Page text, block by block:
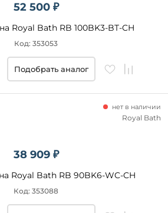
52 500 ₽
Royal Bath RB 100BK3-BT-CH
Код: 353053
Подобрать аналог
38 909 ₽
Royal Bath RB 90BK6-WC-CH
нет в наличии
Код: 353088
Royal Bath